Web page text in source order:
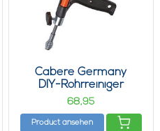
Cabere Germany
DIY-Rohrreiniger
Reinigungswelle G21
68,95
Product ansehen